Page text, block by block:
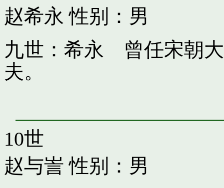
赵希永 性别：男
九世：希永 曾任宋朝
夫。
10世
赵与訔 性别：男